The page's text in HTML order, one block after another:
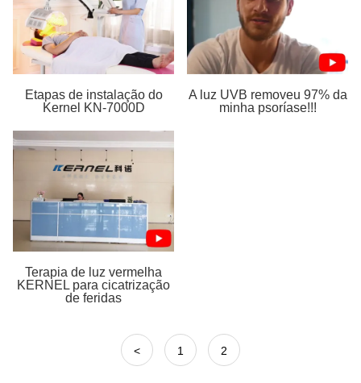
Etapas de instalação do
Kernel KN-7000D
A luz UVB removeu 97% da
minha psoríase!!!
Terapia de luz vermelha
KERNEL para cicatrização
de feridas
< 1 2